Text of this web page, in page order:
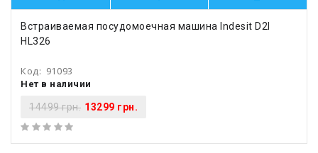
Встраиваемая посудомоечная машина Indesit D2I
HL326
Код: 91093
Нет в наличии
14499 грн. 13299 грн.